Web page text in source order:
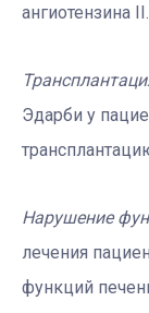
ангиотензина II.
Эдарби у
Нарушение
лечения
функций